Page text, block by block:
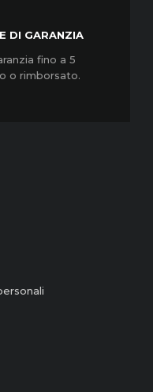
DI GARANZIA
fino a 5
o rimborsato.